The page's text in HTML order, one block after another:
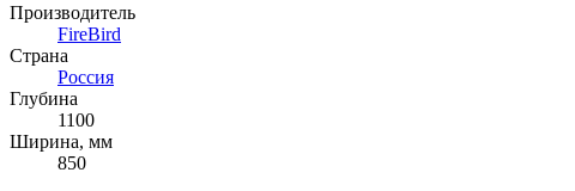
Производитель
FireBird
Страна
Россия
Глубина
1100
Ширина, мм
850